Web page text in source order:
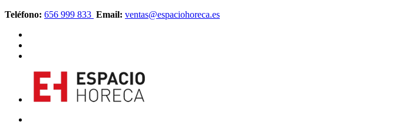
Teléfono: 656 999 833 Email: ventas@espaciohoreca.es